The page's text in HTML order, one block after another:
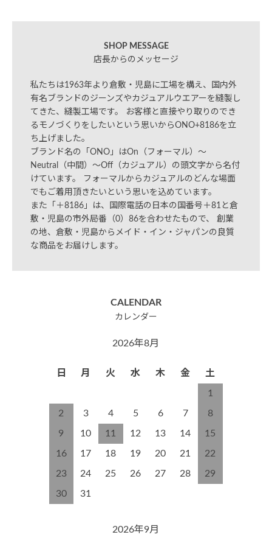
CALENDAR
カレンダー
2026年8月
日 月 火 水 木 金 土
1
2 3 4 5 6 7 8
9 10 11 12 13 14 15
16 17 18 19 20 21 22
23 24 25 26 27 28 29
30 31
2026年9月
SHOP MESSAGE
店長からのメッセージ
私たちは1963年より倉敷・児島に工場を構え、国内外
有名ブランドのジーンズやカジュアルウエアーを縫製し
てきた、縫製工場です。 お客様と直接やり取りのでき
るモノづくりをしたいという思いからONO+8186を立
ち上げました。
ブランド名の「ONO」はOn（フォーマル）～
Neutral（中間）～Off（カジュアル）の頭文字から名付
けています。 フォーマルからカジュアルのどんな場面
でもご着用頂きたいという思いを込めています。
また「＋8186」は、国際電話の日本の国番号＋81と倉
敷・児島の市外局番（0）86を合わせたもので、 創業
の地、倉敷・児島からメイド・イン・ジャパンの良質
な商品をお届けします。